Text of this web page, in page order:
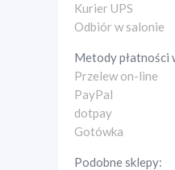
Kurier UPS
Odbiór w salonie
Metody płatności
Przelew on-line
PayPal
dotpay
Gotówka
Podobne sklepy: